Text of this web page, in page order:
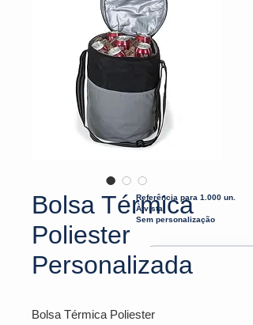
Bolsa Térmica
Poliester
Personalizada
Bolsa Térmica Poliester
Referência para 1.000 un.
À vista
Sem personalização